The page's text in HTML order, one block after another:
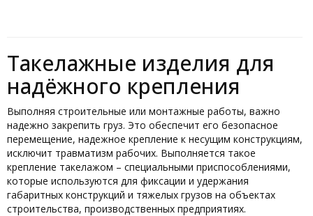
Такелажные изделия для
надёжного крепления
Выполняя строительные или монтажные работы, важно
надежно закрепить груз. Это обеспечит его безопасное
перемещение, надежное крепление к несущим конструкциям,
исключит травматизм рабочих. Выполняется такое
крепление такелажом – специальными приспособлениями,
которые используются для фиксации и удержания
габаритных конструкций и тяжелых грузов на объектах
строительства, производственных предприятиях.